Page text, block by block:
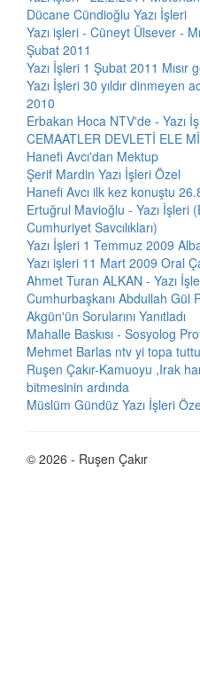
Dücane Cündioğlu Yazı İşleri
Yazı işleri - Cüneyt Ülsever -
Şubat 2011
Yazı İşleri 1 Şubat 2011 Mısır
Yazı İşleri 30 yıldır dinmeyen
2010
Erbakan Hoca NTV'de - Yazı
CEMAATLER DEVLETİ ELE
Hanefi Avcı'dan Mektup
Şerif Mardin Yazı İşleri Özel
Hanefi Avcı ilk kez konuştu
Ertuğrul Mavioğlu - Yazı İşleri
Cumhuriyet Savcılıkları)
Yazı İşleri 1 Temmuz 2009
Yazı işleri 11 Mart 2009 Oral
Ahmet Turan ALKAN - Yazı
Cumhurbaşkanı Abdullah Gül
Akgün'ün Sorularını Yanıtladı
Mahalle Baskısı - Sosyolog
Mehmet Barlas ntv yi topa tuttu
Ruşen Çakır-Kamuoyu ,Irak
bitmesinin ardında
Müslüm Gündüz Yazı İşleri
© 2026 - Ruşen Çakır